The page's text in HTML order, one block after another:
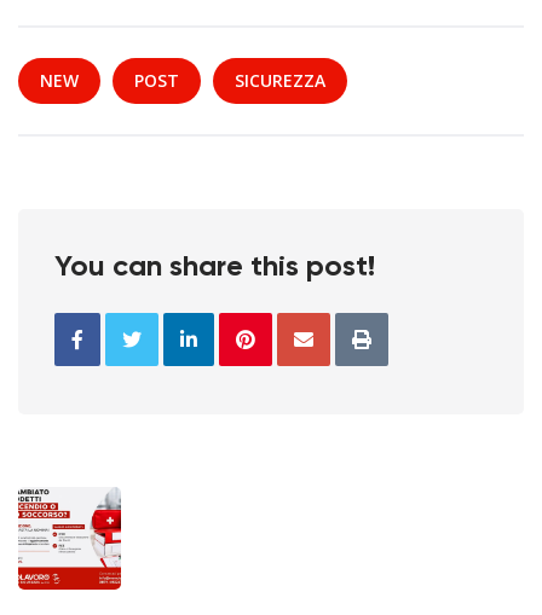
NEW POST SICUREZZA
You can share this post!